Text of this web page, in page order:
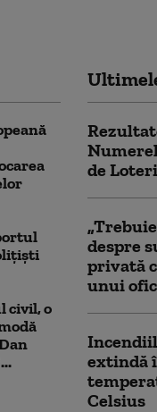
civil, o
de
despre
privată
unui
extindă
Celsius